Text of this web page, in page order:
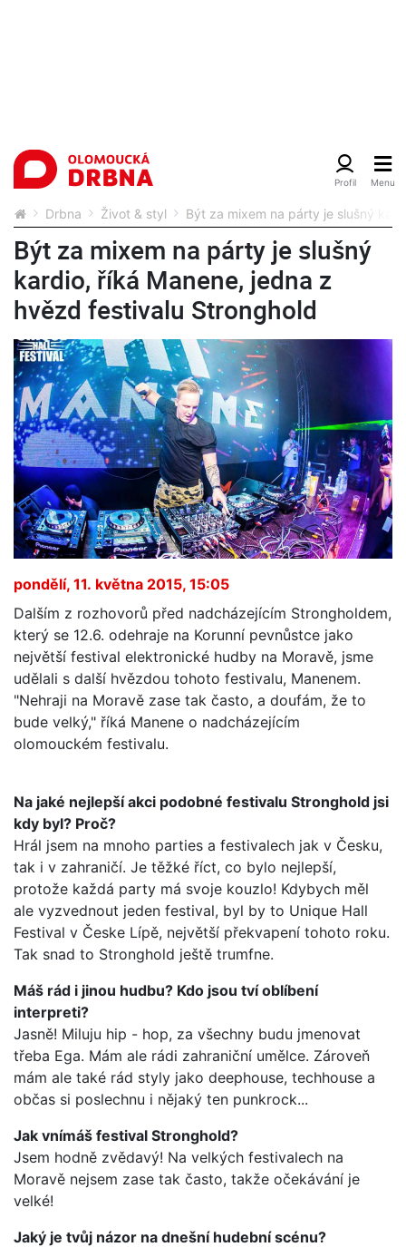
Drbna Život & styl Být za mixem na párty je slušný
Být za mixem na párty je slušný
kardio, říká Manene, jedna z
hvězd festivalu Stronghold
pondělí, 11. května 2015, 15:05
Dalším z rozhovorů před nadcházejícím Strongholdem,
který se 12.6. odehraje na Korunní pevnůstce jako
největší festival elektronické hudby na Moravě, jsme
udělali s další hvězdou tohoto festivalu, Manenem.
"Nehraji na Moravě zase tak často, a doufám, že to
bude velký," říká Manene o nadcházejícím
olomouckém festivalu.
Na jaké nejlepší akci podobné festivalu Stronghold jsi
kdy byl? Proč?
Hrál jsem na mnoho parties a festivalech jak v Česku,
tak i v zahraničí. Je těžké říct, co bylo nejlepší,
protože každá party má svoje kouzlo! Kdybych měl
ale vyzvednout jeden festival, byl by to Unique Hall
Festival v Česke Lípě, největší překvapení tohoto roku.
Tak snad to Stronghold ještě trumfne.
Máš rád i jinou hudbu? Kdo jsou tví oblíbení
interpreti?
Jasně! Miluju hip - hop, za všechny budu jmenovat
třeba Ega. Mám ale rádi zahraniční umělce. Zároveň
mám ale také rád styly jako deephouse, techhouse a
občas si poslechnu i nějaký ten punkrock...
Jak vnímáš festival Stronghold?
Jsem hodně zvědavý! Na velkých festivalech na
Moravě nejsem zase tak často, takže očekávání je
velké!
Jaký je tvůj názor na dnešní hudební scénu?